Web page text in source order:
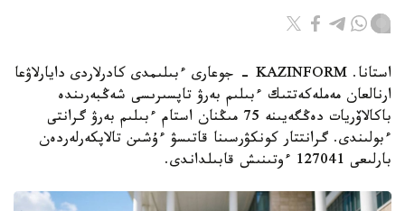
استانا. KAZINFORM - جوعارى ءبىلىمدى كادرلاردى دايارلاۋعا
ارنالعان مەملەكەتتىك ءبىلىم بەرۋ تاپسىرىسى شەڭبەرىندە
باكالاۆريات دەڭگەيىنە 75 مىڭنان استام ءبىلىم بەرۋ گرانتى
ءبولىندى. گرانتتار كونكۋرسىنا قاتىسۋ ءۇشىن تالاپكەرلەردەن
بارلىعى 127041 ءوتىنىش قابىلداندى.